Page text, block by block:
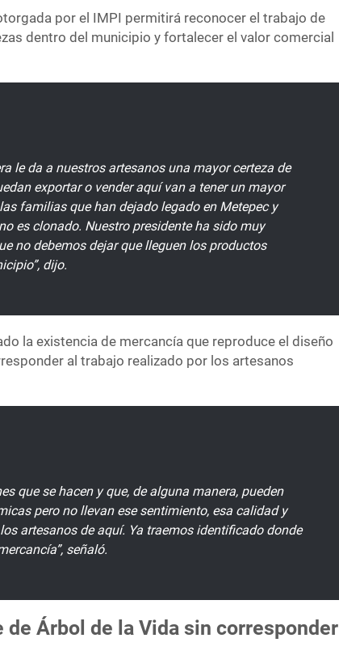
por el IMPI permitirá reconocer el trabajo de
dentro del municipio y fortalecer el valor comercial
le da a nuestros artesanos una mayor certeza de
exportar o vender aquí van a tener un mayor
familias que han dejado legado en Metepec y
es clonado. Nuestro presidente ha sido muy
no debemos dejar que lleguen los productos
dijo.
la existencia de mercancía que reproduce el diseño
al trabajo realizado por los artesanos
que se hacen y que, de alguna manera, pueden
pero no llevan ese sentimiento, esa calidad y
artesanos de aquí. Ya traemos identificado donde
señaló.
de Árbol de la Vida sin corresponder